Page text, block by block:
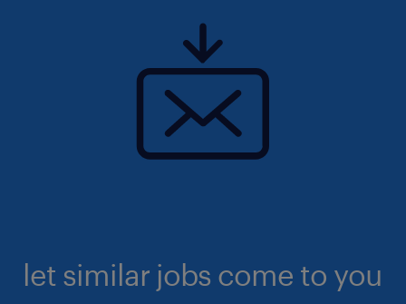
let similar jobs come to you